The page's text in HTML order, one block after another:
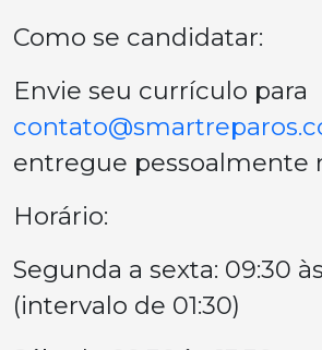
Como se candidatar:
Envie seu currículo para
entregue pessoalmente
Horário:
Segunda a sexta: 09:30
(intervalo de 01:30)